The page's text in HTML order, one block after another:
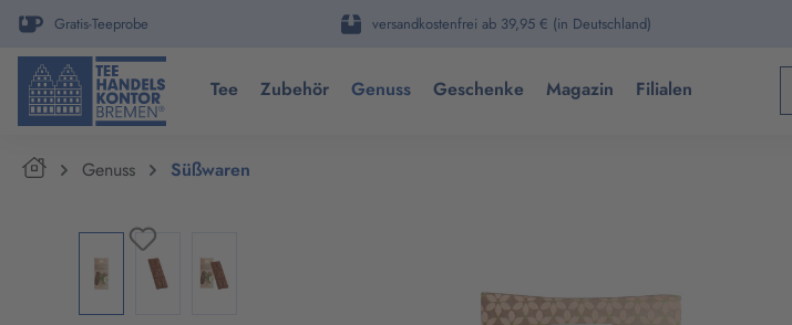
Zur Hauptnavigation springen
Gratis-Teeprobe versandkostenfrei ab 39,95 € (in Deutschland)
Tee Zubehör Genuss Geschenke Magazin Filialen
HomeGenuss Süßwaren
Bildergalerie überspringen